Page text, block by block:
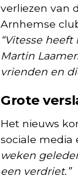
verliezen van
Arnhemse
“Vitesse
Martin
vrienden en
Grote
Het nieuws
sociale media
weken
een verdriet.”